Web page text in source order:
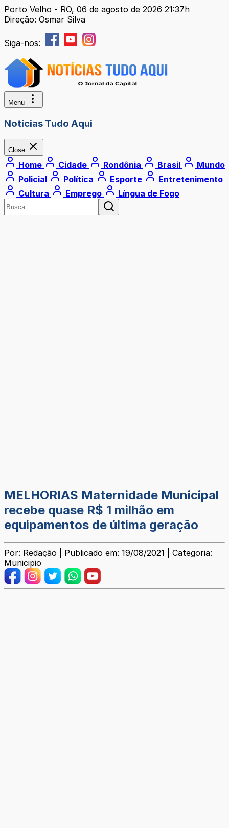
Porto Velho - RO, 06 de agosto de 2026 21:37h
Direção: Osmar Silva
Siga-nos:
Menu
Notícias Tudo Aqui
Close
Home Cidade Rondônia Brasil
Mundo
Policial
Política Esporte
Entretenimento
Cultura
Emprego Língua de Fogo
MELHORIAS Maternidade Municipal
recebe quase R$ 1 milhão em
equipamentos de última geração
Por: Redação | Publicado em: 19/08/2021 | Categoria:
Municipio